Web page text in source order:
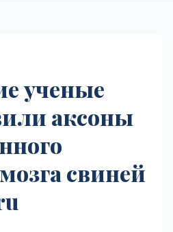
ученые
аксоны
свиней